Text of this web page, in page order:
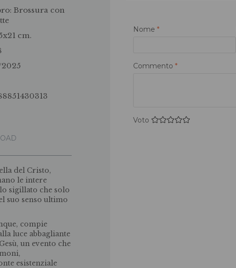
Brossura con
cm.
del Cristo,
le intere
sigillato che solo
suo senso ultimo
compie
luce abbagliante
un evento che
esistenziale
Nome *
Commento *
Voto